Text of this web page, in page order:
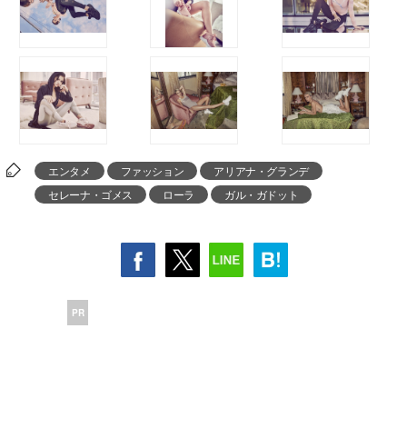
エンタメ ファッション
アリアナ・グランデ
セレーナ・ゴメス
ローラ ガル・ガドット
PR